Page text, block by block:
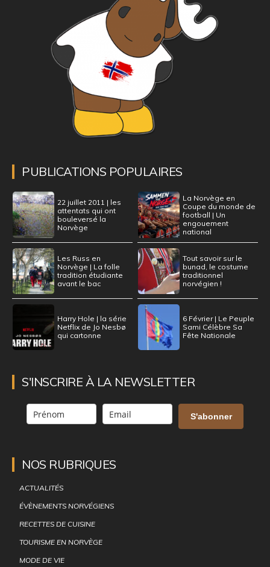
PUBLICATIONS POPULAIRES
22 juillet 2011 | les
attentats qui ont
bouleversé la
Norvège
La Norvège en
Coupe du monde de
football | Un
engouement
national
Les Russ en
Norvège | La folle
tradition étudiante
avant le bac
Tout savoir sur le
bunad, le costume
traditionnel
norvégien !
Harry Hole | la série
Netflix de Jo Nesbø
qui cartonne
6 Février | Le Peuple
Sami Célèbre Sa
Fête Nationale
S'INSCRIRE À LA NEWSLETTER
S'abonner
NOS RUBRIQUES
ACTUALITÉS
ÉVÈNEMENTS NORVÉGIENS
RECETTES DE CUISINE
TOURISME EN NORVÈGE
MODE DE VIE